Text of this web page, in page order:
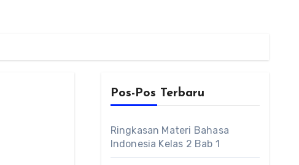
Pos-Pos Terbaru
Ringkasan Materi Bahasa
Indonesia Kelas 2 Bab 1